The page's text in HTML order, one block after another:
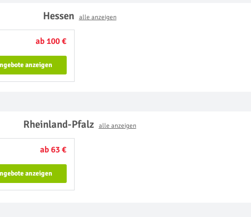
Hessen alle anzeigen
ab 100 €
anzeigen
Rheinland-Pfalz alle anzeigen
ab 63 €
anzeigen